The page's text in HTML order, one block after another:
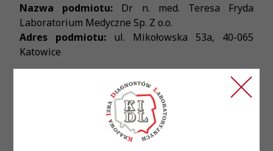
Nazwa podmiotu: Dr n. med. Teresa Fryda
Laboratorium Medyczne Sp. Z o.o.
Adres podmiotu: ul. Mikołowska 53a, 40-065
Katowice
Laboratorium Medyczne w OPOLU zatrudni
Diagnostę Laboratoryjnego.
- Prawo wykonywania zawodu Diagnosty